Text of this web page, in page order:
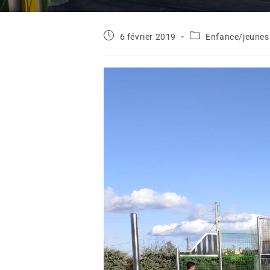
6 février 2019 Enfance/